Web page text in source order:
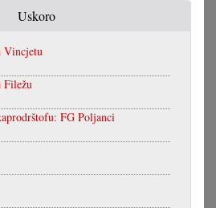
Uskoro
Vincjetu
Filežu
FG Poljanci